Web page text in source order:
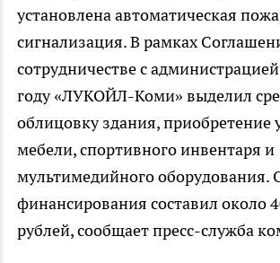
установлена автоматическая
сигнализация. В рамках
сотрудничестве с
году «ЛУКОЙЛ-Коми» выделил
облицовку здания, приобретение
мебели, спортивного инвентаря и
мультимедийного
финансирования составил около
рублей, сообщает пресс-служба